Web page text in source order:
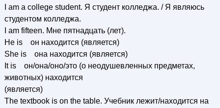
I am a college student. Я студент колледжа. / Я являюсь
студентом колледжа.
I am fifteen. Мне пятнадцать (лет).
Не is он находится (является)
She is она находится (является)
It is он/она/оно/это (о неодушевленных предметах,
животных) находится
(является)
The textbook is on the table. Учебник лежит/находится на